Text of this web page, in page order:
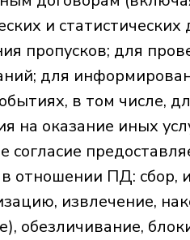
и
пропусков; для
для
в том числе,
на оказание иных
согласие
отношении ПД: сбор,
извлечение,
обезличивание,